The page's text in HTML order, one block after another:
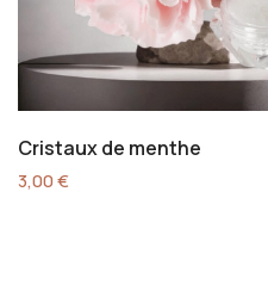
Cristaux de menthe
3,00€